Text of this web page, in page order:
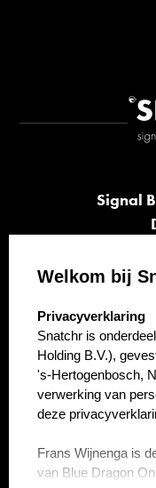
Signal
Welkom bij
select language
Privacyverklaring
Snatchr is
Holding B.V.),
's-Hertogenbosch,
verwerking van
deze
Frans Wijnenga is
van Blue Dragon